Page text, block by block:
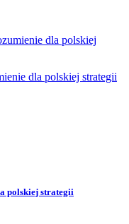
dla polskiej
polskiej strategii